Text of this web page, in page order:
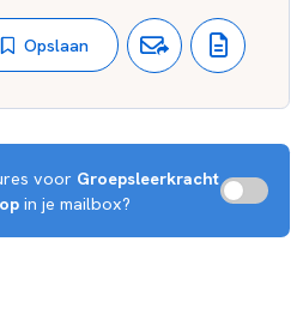
een levende basis die meegroeit
Zo blijven we herkenbaar én
Opslaan
voor Groepsleerkracht
in je mailbox?